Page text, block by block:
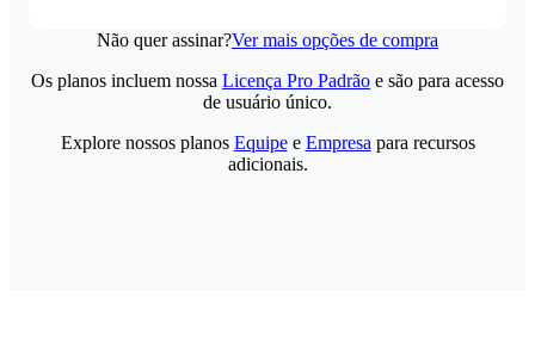
Não quer assinar?Ver mais opções de compra
Os planos incluem nossa Licença Pro Padrão e são para acesso
de usuário único.
Explore nossos planos Equipee Empresa para recursos
adicionais.